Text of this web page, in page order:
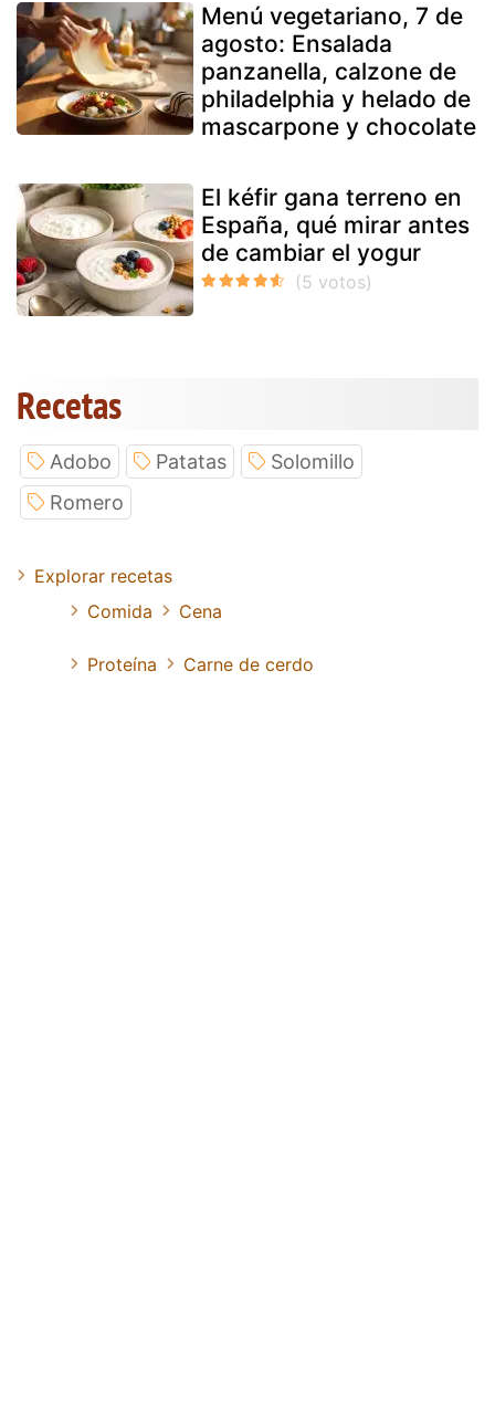
Menú vegetariano, 7 de
agosto: Ensalada
panzanella, calzone de
philadelphia y helado de
mascarpone y chocolate
El kéfir gana terreno en
España, qué mirar antes
de cambiar el yogur
Recetas
Adobo Patatas
Solomillo
Romero
Explorar recetas
Comida
Cena
Proteína Carne de cerdo